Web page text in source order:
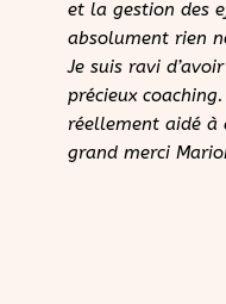
et la gestion des
absolument rien
Je suis ravi
précieux
réellement aidé à
grand merci